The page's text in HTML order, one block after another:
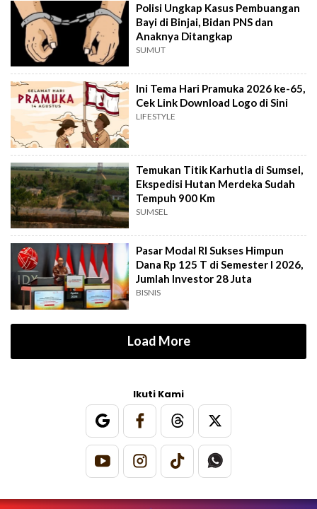
Polisi Ungkap Kasus Pembuangan
Bayi di Binjai, Bidan PNS dan
Anaknya Ditangkap
SUMUT
Ini Tema Hari Pramuka 2026 ke-65,
Cek Link Download Logo di Sini
LIFESTYLE
Temukan Titik Karhutla di Sumsel,
Ekspedisi Hutan Merdeka Sudah
Tempuh 900 Km
SUMSEL
Pasar Modal RI Sukses Himpun
Dana Rp 125 T di Semester I 2026,
Jumlah Investor 28 Juta
BISNIS
Load More
Ikuti Kami